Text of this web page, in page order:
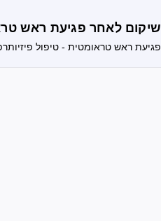
שיקום לאחר פגיעת ראש
פגיעת ראש טראומטית - טיפול